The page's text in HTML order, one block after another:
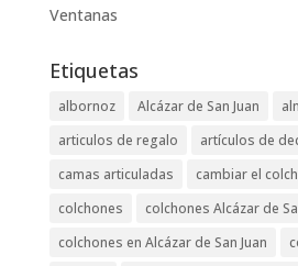
Ventanas
Etiquetas
albornoz Alcázar de San Juan
articulos de regalo
artículos de
camas articuladas
cambiar el
colchones
colchones Alcázar de
colchones en Alcázar de San Juan